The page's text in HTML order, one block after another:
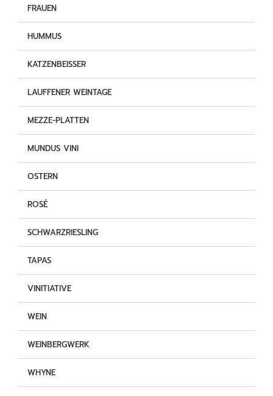
FRAUEN
HUMMUS
KATZENBEISSER
LAUFFENER WEINTAGE
MEZZE-PLATTEN
MUNDUS VINI
OSTERN
ROSÉ
SCHWARZRIESLING
TAPAS
VINITIATIVE
WEIN
WEINBERGWERK
WHYNE